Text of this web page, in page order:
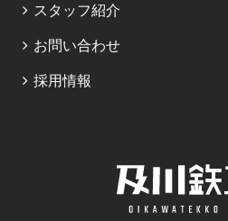
スタッフ紹介
お問い合わせ
採用情報